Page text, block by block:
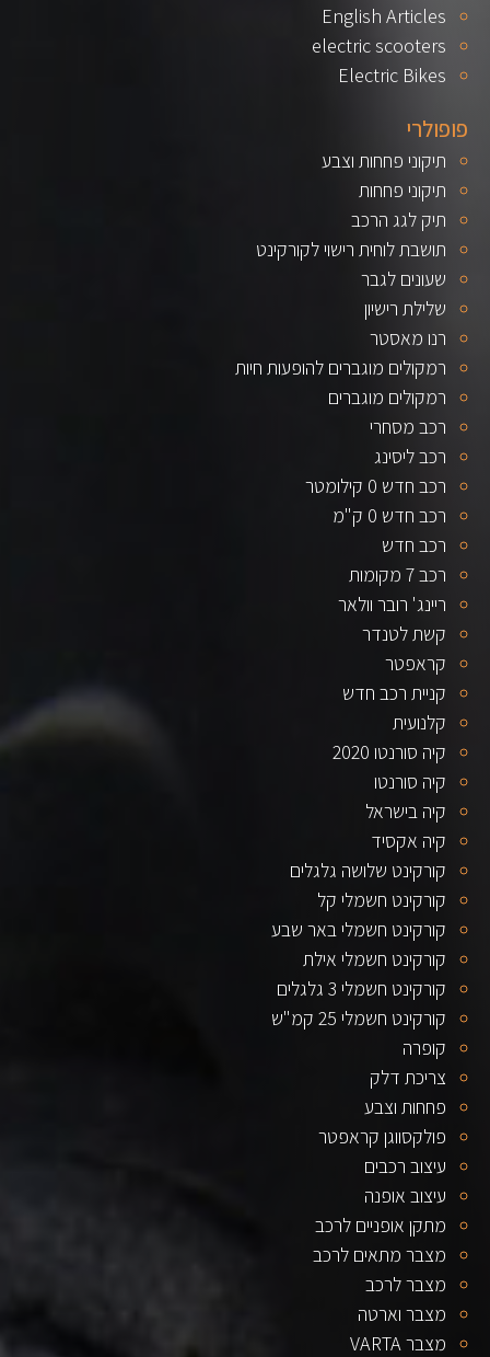
English Articles
electric scooters
Electric Bikes
פופולרי
תיקוני פחחות וצבע
תיקוני פחחות
תיק לגג הרכב
תושבת לוחית רישוי לקורקינט
שעונים לגבר
שלילת רישיון
רנו מאסטר
רמקולים מוגברים להופעות חיות
רמקולים מוגברים
רכב מסחרי
רכב ליסינג
רכב חדש 0 קילומטר
רכב חדש 0 ק"מ
רכב חדש
רכב 7 מקומות
ריינג' רובר וולאר
קשת לטנדר
קראפטר
קניית רכב חדש
קלנועית
קיה סורנטו 2020
קיה סורנטו
קיה בישראל
קיה אקסיד
קורקינט שלושה גלגלים
קורקינט חשמלי קל
קורקינט חשמלי באר שבע
קורקינט חשמלי אילת
קורקינט חשמלי 3 גלגלים
קורקינט חשמלי 25 קמ"ש
קופרה
צריכת דלק
פחחות וצבע
פולקסווגן קראפטר
עיצוב רכבים
עיצוב אופנה
מתקן אופניים לרכב
מצבר מתאים לרכב
מצבר לרכב
מצבר וארטה
מצבר VARTA